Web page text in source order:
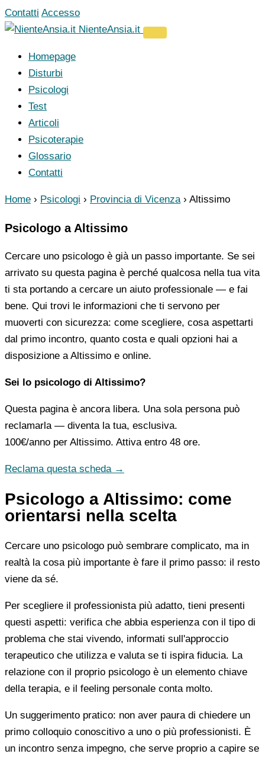
Vai
al
Contatti Accesso
NienteAnsia.it
Homepage
Disturbi
Psicologi
Test
Articoli
Psicoterapie
Glossario
Contatti
Home › Psicologi › Provincia di Vicenza › Altissimo
Psicologo a Altissimo
Cercare uno psicologo è già un passo importante. Se sei
arrivato su questa pagina è perché qualcosa nella tua vita
ti sta portando a cercare un aiuto professionale — e fai
bene. Qui trovi le informazioni che ti servono per
muoverti con sicurezza: come scegliere, cosa aspettarti
dal primo incontro, quanto costa e quali opzioni hai a
disposizione a Altissimo e online.
Sei lo psicologo di Altissimo?
Questa pagina è ancora libera. Una sola persona può
reclamarla — diventa la tua, esclusiva.
100€/anno per Altissimo. Attiva entro 48 ore.
Reclama questa scheda →
Psicologo a Altissimo: come
orientarsi nella scelta
Cercare uno psicologo può sembrare complicato, ma in
realtà la cosa più importante è fare il primo passo: il resto
viene da sé.
Per scegliere il professionista più adatto, tieni presenti
questi aspetti: verifica che abbia esperienza con il tipo di
problema che stai vivendo, informati sull'approccio
terapeutico che utilizza e valuta se ti ispira fiducia. La
relazione con il proprio psicologo è un elemento chiave
della terapia, e il feeling personale conta molto.
Un suggerimento pratico: non aver paura di chiedere un
primo colloquio conoscitivo a uno o più professionisti. È
un incontro senza impegno, che serve proprio a capire se